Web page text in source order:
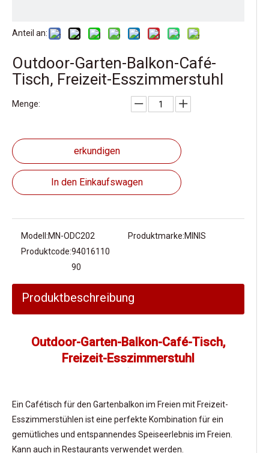
Anteil an:
Outdoor-Garten-Balkon-Café-
Tisch, Freizeit-Esszimmerstuhl
Menge:
erkundigen
In den Einkaufswagen
Modell:MN-ODC202 Produktmarke:MINIS
Produktcode:94016110
90
Produktbeschreibung
Outdoor-Garten-Balkon-Café-Tisch,
Freizeit-Esszimmerstuhl
Ein Cafétisch für den Gartenbalkon im Freien mit Freizeit-
Esszimmerstühlen ist eine perfekte Kombination für ein
gemütliches und entspannendes Speiseerlebnis im Freien.
Kann auch in Restaurants verwendet werden.